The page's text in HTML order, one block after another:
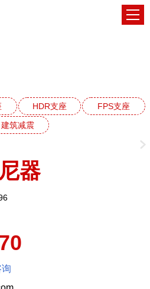
HDR支座
FPS支座
建筑减震
器